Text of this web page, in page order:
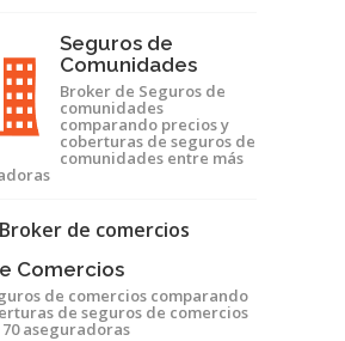
Seguros de
Comunidades
Broker de Seguros de
comunidades
comparando precios y
coberturas de seguros de
comunidades entre más
Comercios
de comercios comparando
de seguros de comercios
aseguradoras